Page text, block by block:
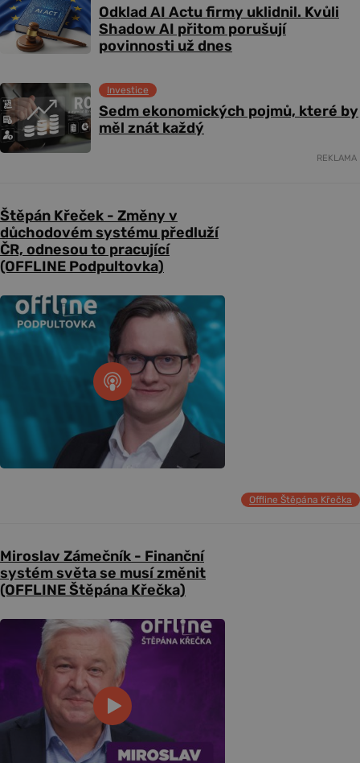
Odklad AI Actu firmy uklidnil. Kvůli
Shadow AI přitom porušují
povinnosti už dnes
Sedm ekonomických pojmů, které by
měl znát každý
Investice
REKLAMA
Štěpán Křeček - Změny v
důchodovém systému předluží
ČR, odnesou to pracující
(OFFLINE Podpultovka)
Offline Štěpána Křečka
Miroslav Zámečník - Finanční
systém světa se musí změnit
(OFFLINE Štěpána Křečka)